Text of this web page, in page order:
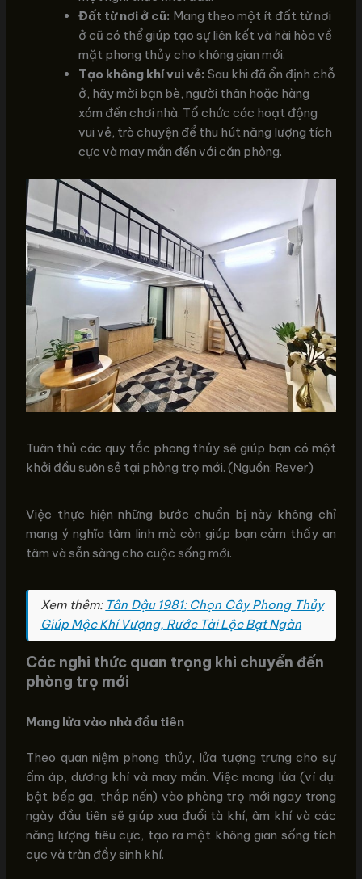
Đất từ nơi ở cũ: Mang theo một ít đất từ nơi
ở cũ có thể giúp tạo sự liên kết và hài hòa về
mặt phong thủy cho không gian mới.
Tạo không khí vui vẻ: Sau khi đã ổn định chỗ
ở, hãy mời bạn bè, người thân hoặc hàng
xóm đến chơi nhà. Tổ chức các hoạt động
vui vẻ, trò chuyện để thu hút năng lượng tích
cực và may mắn đến với căn phòng.
Tuân thủ các quy tắc phong thủy sẽ giúp bạn có một
khởi đầu suôn sẻ tại phòng trọ mới. (Nguồn: Rever)
Việc thực hiện những bước chuẩn bị này không chỉ
mang ý nghĩa tâm linh mà còn giúp bạn cảm thấy an
tâm và sẵn sàng cho cuộc sống mới.
Xem thêm: Tân Dậu 1981: Chọn Cây Phong Thủy
Giúp Mộc Khí Vượng, Rước Tài Lộc Bạt Ngàn
Các nghi thức quan trọng khi chuyển đến
phòng trọ mới
Mang lửa vào nhà đầu tiên
Theo quan niệm phong thủy, lửa tượng trưng cho sự
ấm áp, dương khí và may mắn. Việc mang lửa (ví dụ:
bật bếp ga, thắp nến) vào phòng trọ mới ngay trong
ngày đầu tiên sẽ giúp xua đuổi tà khí, âm khí và các
năng lượng tiêu cực, tạo ra một không gian sống tích
cực và tràn đầy sinh khí.